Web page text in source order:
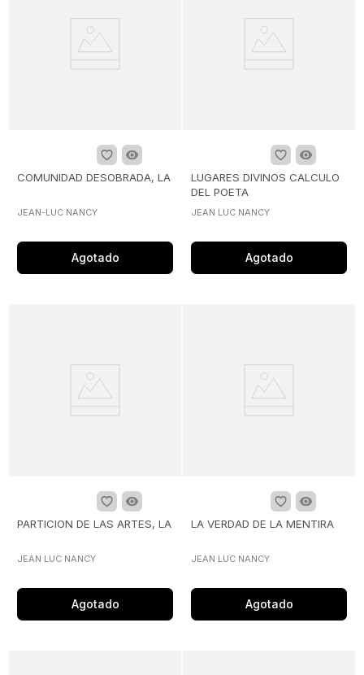
COMUNIDAD DESOBRADA, LA
JEAN-LUC NANCY
Agotado
LUGARES DIVINOS CALCULO
DEL POETA
JEAN LUC NANCY
Agotado
PARTICION DE LAS ARTES, LA
JEAN LUC NANCY
Agotado
LA VERDAD DE LA MENTIRA
JEAN LUC NANCY
Agotado